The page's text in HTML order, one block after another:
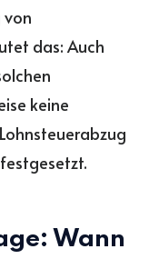
das: Auch
keine
Wann